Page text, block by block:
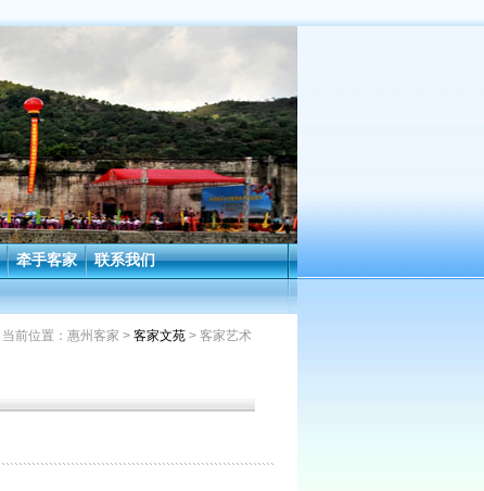
牵手客家 联系我们
当前位置：惠州客家 >客家文苑 > 客家艺术